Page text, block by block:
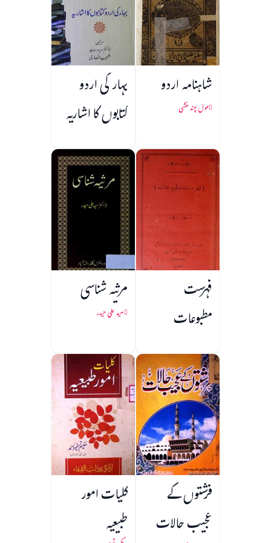
شاہنامہ اردو
مول چند منشی
بہار کی اردو
کتابوں کا اشاریہ
فہرست
مطبوعات
مرثیہ شناسی
سید علی حیدر
فرشتوں کے
عجیب حالات
کلیات امور
طبیعیہ